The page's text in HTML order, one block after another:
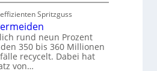
Spritzguss
rund neun Prozent
350 bis 360 Millionen
recycelt. Dabei hat
von…